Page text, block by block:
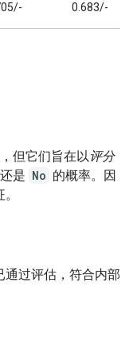
0.683/-
但它们旨在以评分
还是 No 的概率。因
过评估，符合内部